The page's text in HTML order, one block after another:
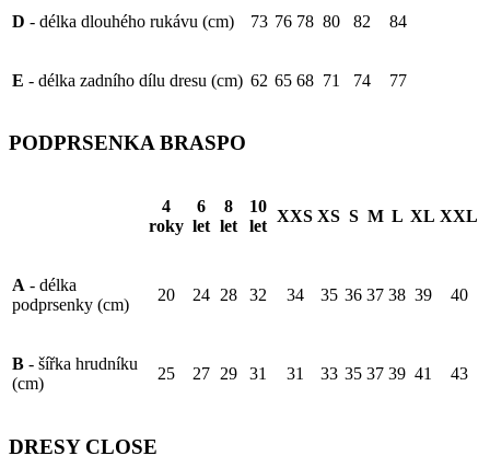
D - délka dlouhého rukávu (cm) 73 76 78 80 82 84
E - délka zadního dílu dresu (cm) 62 65 68 71 74 77
PODPRSENKA BRASPO
4
roky
6
let
8
let
10
let
XXS XS S M L XL XXL
A - délka
podprsenky (cm)
20 24 28 32 34 35 36 37 38 39 40
B - šířka hrudníku
(cm)
25 27 29 31 31 33 35 37 39 41 43
DRESY CLOSE